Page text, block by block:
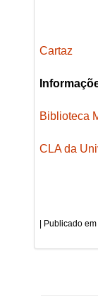
Cartaz
Biblioteca
CLA da